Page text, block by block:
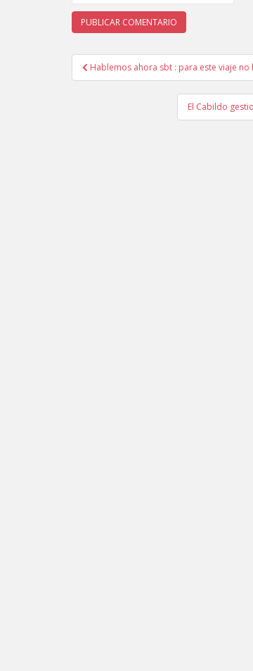
Navegación de
Hablemos ahora sbt : para este viaje
El Cabildo